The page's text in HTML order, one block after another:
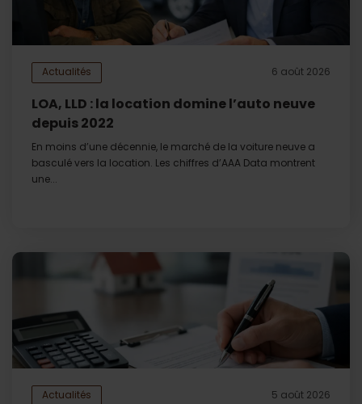
Actualités 6 août 2026
LOA, LLD : la location domine l’auto neuve
depuis 2022
En moins d’une décennie, le marché de la voiture neuve a
basculé vers la location. Les chiffres d’AAA Data montrent
une...
Actualités 5 août 2026